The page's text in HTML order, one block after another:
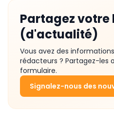
Partagez votre
(d'actualité)
Vous avez des
rédacteurs ? Partagez-les
formulaire.
Signalez-nous des